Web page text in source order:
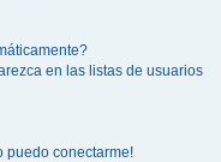
en las listas de usuarios
puedo conectarme!